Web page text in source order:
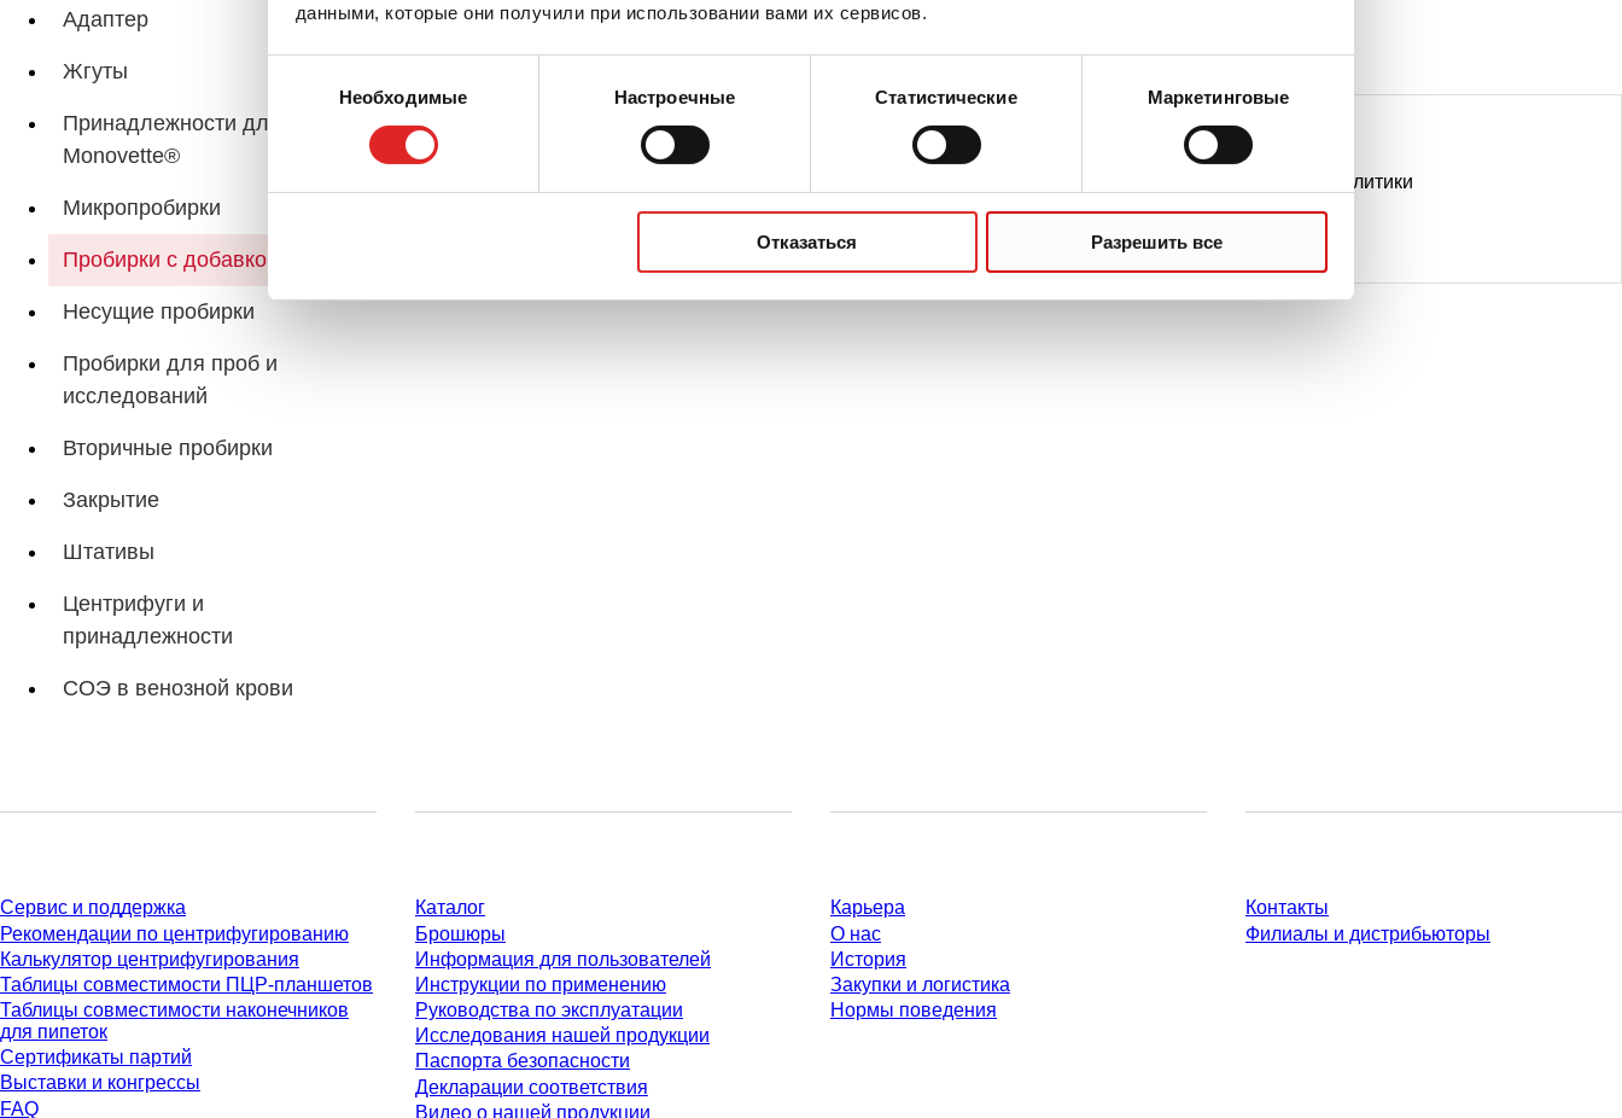
данными, которые они получили при использовании вами их сервисов.
согласияНеобходимые Настроечные Статистические Маркетинговые
Отказаться Разрешить все
Адаптер
Жгуты
Принадлежности для S-
Monovette®
Микропробирки
Пробирки с добавкой
Несущие пробирки
Пробирки для проб и
исследований
Вторичные пробирки
Закрытие
Штативы
Центрифуги и
принадлежности
СОЭ в венозной крови
Преаналитический рабочий процесс
Инновационные решения SARSTEDT для преаналитики
Сервис и поддержка
Рекомендации по центрифугированию
Калькулятор центрифугирования
Таблицы совместимости ПЦР-планшетов
Таблицы совместимости наконечников
для пипеток
Сертификаты партий
Выставки и конгрессы
FAQ
Каталог
Брошюры
Информация для пользователей
Инструкции по применению
Руководства по эксплуатации
Исследования нашей продукции
Паспорта безопасности
Декларации соответствия
Видео о нашей продукции
Карьера
О нас
История
Закупки и логистика
Нормы поведения
Контакты
Филиалы и дистрибьюторы